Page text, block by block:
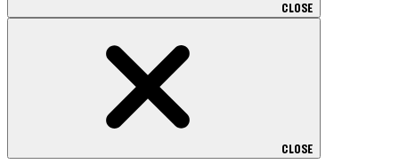
CLOSE
CLOSE